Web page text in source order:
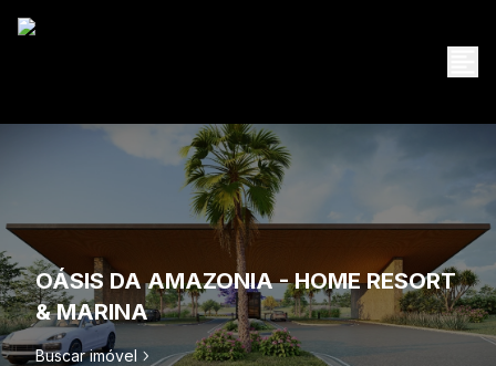
OÁSIS DA AMAZONIA - HOME RESORT
& MARINA
Buscar imóvel